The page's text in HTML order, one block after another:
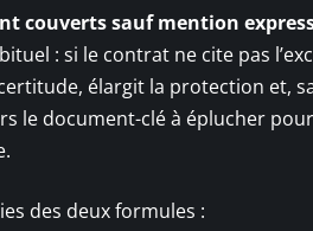
couverts sauf mention
: si le contrat ne cite pas
élargit la protection et,
le document-clé à éplucher
des deux formules :